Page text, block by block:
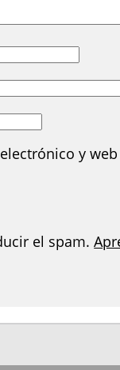
y
el spam.